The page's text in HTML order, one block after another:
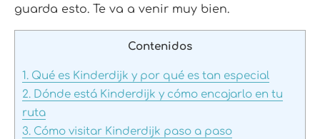
guarda esto. Te va a venir muy bien.
Contenidos
1. Qué es Kinderdijk y por qué es tan especial
2. Dónde está Kinderdijk y cómo encajarlo en tu
ruta
3. Cómo visitar Kinderdijk paso a paso